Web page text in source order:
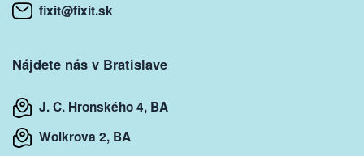
fixit@fixit.sk
Nájdete nás v Bratislave
J. C. Hronského 4, BA
Wolkrova 2, BA